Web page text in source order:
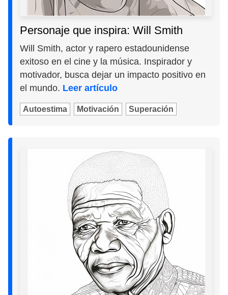
Personaje que inspira: Will Smith
Will Smith, actor y rapero estadounidense
exitoso en el cine y la música. Inspirador y
motivador, busca dejar un impacto positivo en
el mundo. Leer artículo
Autoestima Motivación Superación